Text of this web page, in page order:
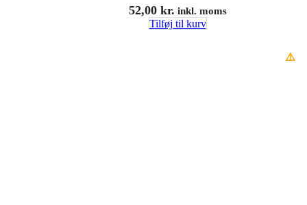
52,00 kr. inkl. moms
Tilføj til kurv
⚠️